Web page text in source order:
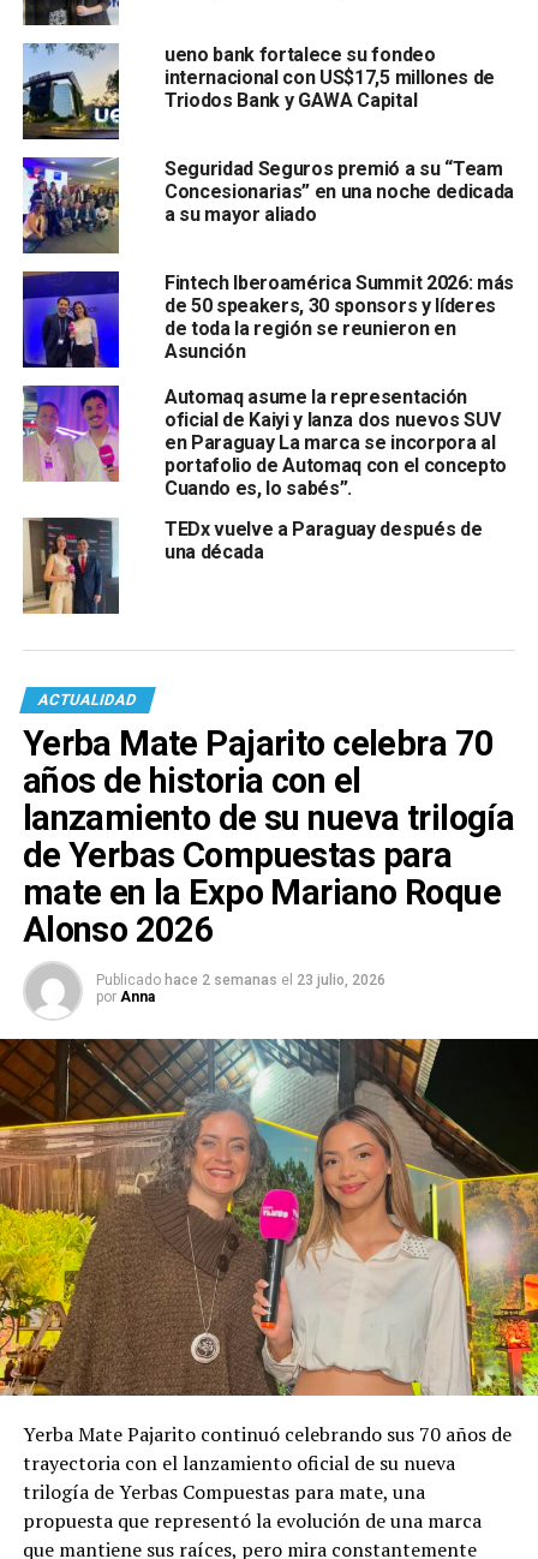
ueno bank fortalece su fondeo
internacional con US$17,5 millones de
Triodos Bank y GAWA Capital
Seguridad Seguros premió a su “Team
Concesionarias” en una noche dedicada
a su mayor aliado
Fintech Iberoamérica Summit 2026: más
de 50 speakers, 30 sponsors y líderes
de toda la región se reunieron en
Asunción
Automaq asume la representación
oficial de Kaiyi y lanza dos nuevos SUV
en Paraguay La marca se incorpora al
portafolio de Automaq con el concepto
Cuando es, lo sabés”.
TEDx vuelve a Paraguay después de
una década
ACTUALIDAD
Yerba Mate Pajarito celebra 70
años de historia con el
lanzamiento de su nueva trilogía
de Yerbas Compuestas para
mate en la Expo Mariano Roque
Alonso 2026
Publicado hace 2 semanas el 23 julio, 2026
por Anna
Yerba Mate Pajarito continuó celebrando sus 70 años de
trayectoria con el lanzamiento oficial de su nueva
trilogía de Yerbas Compuestas para mate, una
propuesta que representó la evolución de una marca
que mantiene sus raíces, pero mira constantemente